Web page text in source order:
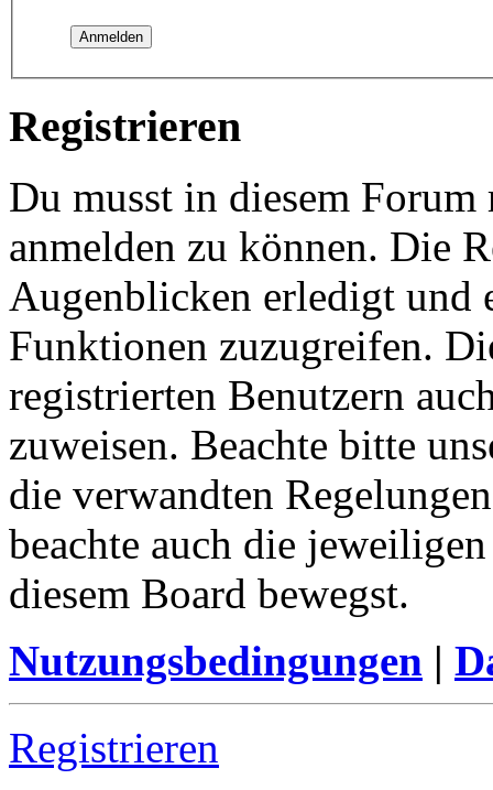
Registrieren
Du musst in diesem
anmelden zu können. Die
Augenblicken erledigt und
Funktionen zuzugreifen.
registrierten Benutzern
zuweisen. Beachte bitte
die verwandten
beachte auch die
diesem Board bewegst.
Nutzungsbedingungen |
Registrieren